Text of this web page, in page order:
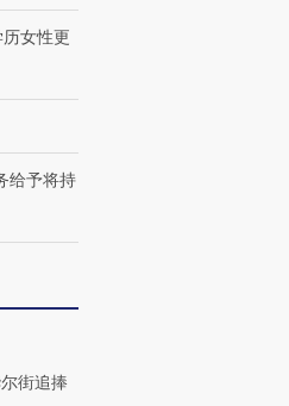
育部长拱下台
【商旅对话】华住集团
CFO：不靠规模取胜，华
女性更
给予将持
街追捧